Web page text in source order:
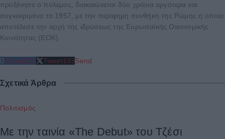
προξένησε ο πόλεμος, διακαιώνεται δύο χρόνια αργότερα και
συγκεκριμένα το 1957, με την περίφημη συνθήκη της Ρώμης η οποία
αποτέλεσε την αρχή της ιδρύσεως της Ευρωπαϊκής Οικονομικής
Κοινότητας (ΕΟΚ).
Share213 Tweet133Send
Σχετικά Άρθρα
Πολιτισμός
Με την ταινία «The Debut» του Τζέσι